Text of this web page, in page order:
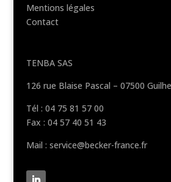
Mentions légales
Contact
TENBA SAS
126 rue Blaise Pascal – 07500
Tél : 04 75 81 57 00
Fax : 04 57 40 51 43
Mail : service@becker-france.fr